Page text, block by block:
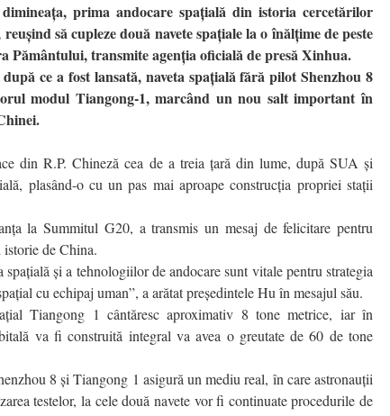
prima andocare spaţială din istoria cercetărilor
să cupleze două navete spaţiale la o înălţime de peste
Pământului, transmite agenţia oficială de presă Xinhua.
ce a fost lansată, naveta spaţială fără pilot Shenzhou 8
modul Tiangong-1, marcând un nou salt important în
din R.P. Chineză cea de a treia ţară din lume, după SUA şi
plasând-o cu un pas mai aproape construcţia propriei staţii
la Summitul G20, a transmis un mesaj de felicitare pentru
de China.
spaţială şi a tehnologiilor de andocare sunt vitale pentru strategia
cu echipaj uman”, a arătat preşedintele Hu în mesajul său.
Tiangong 1 cântăresc aproximativ 8 tone metrice, iar în
va fi construită integral va avea o greutate de 60 de tone
8 şi Tiangong 1 asigură un mediu real, în care astronauţii
testelor, la cele două navete vor fi continuate procedurile de